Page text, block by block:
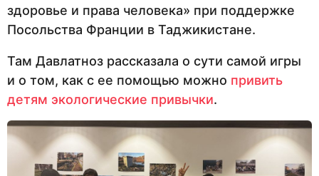
здоровье и права человека» при поддержке
Посольства Франции в Таджикистане.
Там Давлатноз рассказала о сути самой игры
и о том, как с ее помощью можно привить
детям экологические привычки.